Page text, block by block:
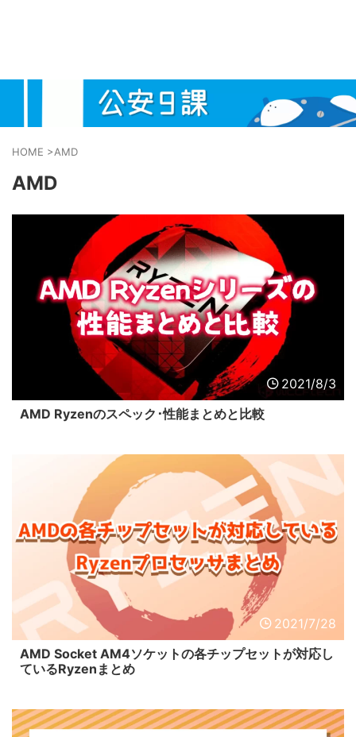
HOME >AMD
AMD
2021/8/3
AMD Ryzenのスペック･性能まとめと比較
2021/7/28
AMD Socket AM4ソケットの各チップセットが対応し
ているRyzenまとめ